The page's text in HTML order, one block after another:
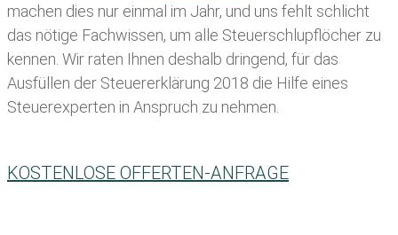
machen dies nur einmal im Jahr, und uns fehlt schlicht
das nötige Fachwissen, um alle Steuerschlupflöcher zu
kennen. Wir raten Ihnen deshalb dringend, für das
Ausfüllen der Steuererklärung 2018 die Hilfe eines
Steuerexperten in Anspruch zu nehmen.
KOSTENLOSE OFFERTEN-ANFRAGE